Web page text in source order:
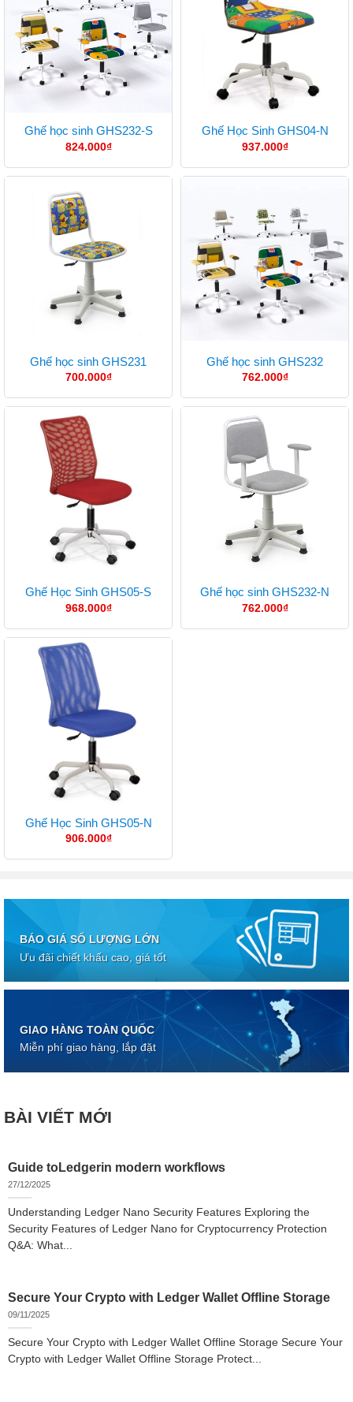
Ghế học sinh GHS232-S
824.000₫
Ghế Học Sinh GHS04-N
937.000₫
Ghế học sinh GHS231
700.000₫
Ghế học sinh GHS232
762.000₫
Ghế Học Sinh GHS05-S
968.000₫
Ghế học sinh GHS232-N
762.000₫
Ghế Học Sinh GHS05-N
906.000₫
BÁO GIÁ SỐ LƯỢNG LỚN
Ưu đãi chiết khấu cao, giá tốt
GIAO HÀNG TOÀN QUỐC
Miễn phí giao hàng, lắp đặt
BÀI VIẾT MỚI
Guide toLedgerin modern workflows
27/12/2025
Understanding Ledger Nano Security Features Exploring the
Security Features of Ledger Nano for Cryptocurrency Protection
Q&A: What...
Secure Your Crypto with Ledger Wallet Offline Storage
09/11/2025
Secure Your Crypto with Ledger Wallet Offline Storage Secure Your
Crypto with Ledger Wallet Offline Storage Protect...